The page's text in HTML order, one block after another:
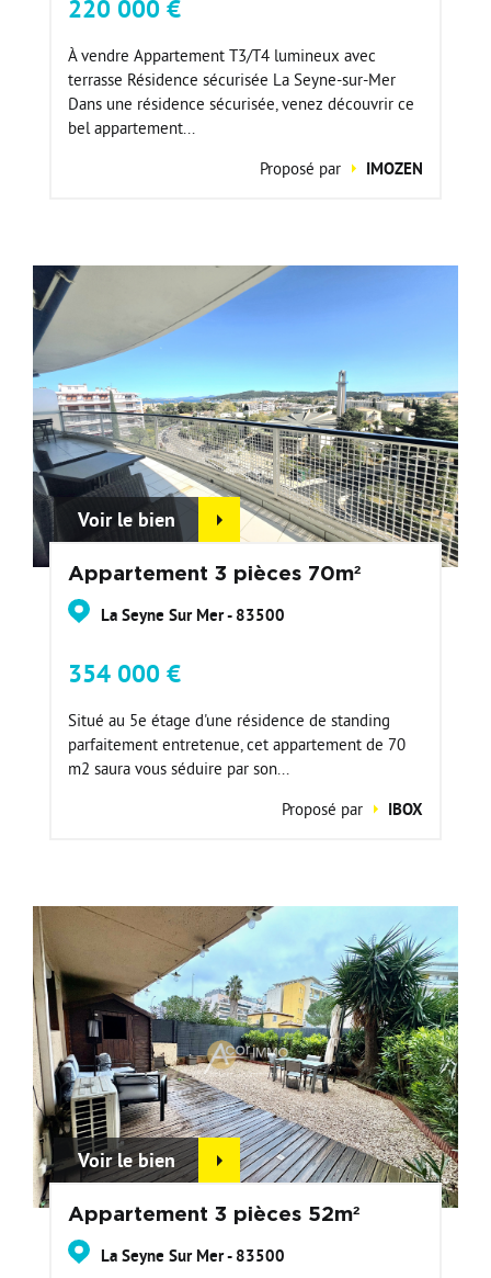
220 000 €
À vendre Appartement T3/T4 lumineux avec
terrasse Résidence sécurisée La Seyne-sur-Mer
Dans une résidence sécurisée, venez découvrir ce
bel appartement...
Proposé par
IMOZEN
Voir le bien
Appartement 3 pièces 70m²
La Seyne Sur Mer - 83500
354 000 €
Situé au 5e étage d'une résidence de standing
parfaitement entretenue, cet appartement de 70
m2 saura vous séduire par son...
Proposé par
IBOX
Voir le bien
Appartement 3 pièces 52m²
La Seyne Sur Mer - 83500